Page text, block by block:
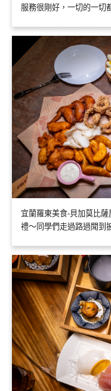
服務很剛好，一切的一切
宜蘭羅東美食-貝加莫比
禮～同學們走過路過聞到